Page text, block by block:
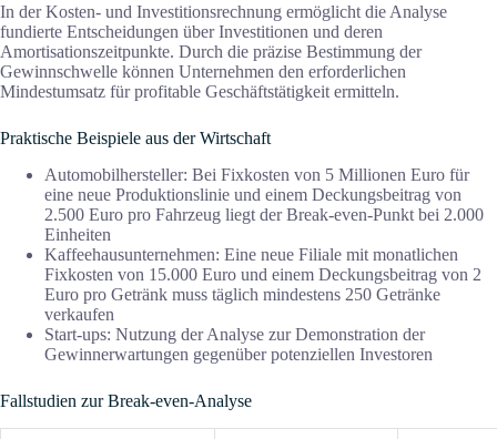
In der Kosten- und Investitionsrechnung ermöglicht die Analyse
fundierte Entscheidungen über Investitionen und deren
Amortisationszeitpunkte. Durch die präzise Bestimmung der
Gewinnschwelle können Unternehmen den erforderlichen
Mindestumsatz für profitable Geschäftstätigkeit ermitteln.
Praktische Beispiele aus der Wirtschaft
Automobilhersteller: Bei Fixkosten von 5 Millionen Euro für
eine neue Produktionslinie und einem Deckungsbeitrag von
2.500 Euro pro Fahrzeug liegt der Break-even-Punkt bei 2.000
Einheiten
Kaffeehausunternehmen: Eine neue Filiale mit monatlichen
Fixkosten von 15.000 Euro und einem Deckungsbeitrag von 2
Euro pro Getränk muss täglich mindestens 250 Getränke
verkaufen
Start-ups: Nutzung der Analyse zur Demonstration der
Gewinnerwartungen gegenüber potenziellen Investoren
Fallstudien zur Break-even-Analyse